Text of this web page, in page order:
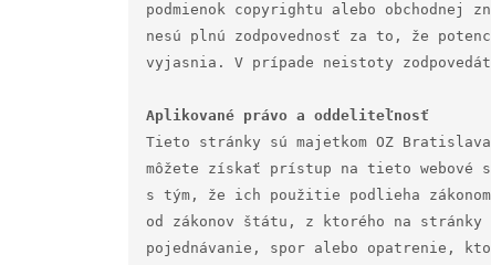
podmienok copyrightu alebo obchodnej
nesú plnú zodpovednosť za to, že
vyjasnia. V prípade neistoty
Tieto stránky sú majetkom OZ
môžete získať prístup na tieto
s tým, že ich použitie podlieha
od zákonov štátu, z ktorého na stránky
pojednávanie, spor alebo opatrenie,